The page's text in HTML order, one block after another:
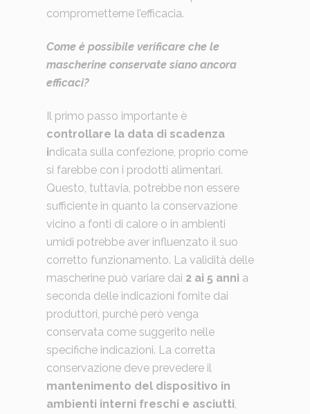
comprometterne l’efficacia.
Come è possibile verificare che le
mascherine conservate siano ancora
efficaci?
Il primo passo importante è
controllare la data di scadenza
indicata sulla confezione, proprio come
si farebbe con i prodotti alimentari.
Questo, tuttavia, potrebbe non essere
sufficiente in quanto la conservazione
vicino a fonti di calore o in ambienti
umidi potrebbe aver influenzato il suo
corretto funzionamento. La validità delle
mascherine può variare dai 2 ai 5 anni a
seconda delle indicazioni fornite dai
produttori, purché però venga
conservata come suggerito nelle
specifiche indicazioni. La corretta
conservazione deve prevedere il
mantenimento del dispositivo in
ambienti interni freschi e asciutti